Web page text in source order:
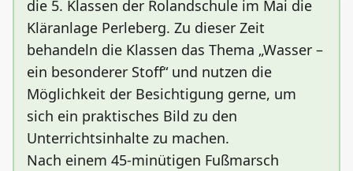
die 5. Klassen der Rolandschule im Mai die
Kläranlage Perleberg. Zu dieser Zeit
behandeln die Klassen das Thema „Wasser –
ein besonderer Stoff“ und nutzen die
Möglichkeit der Besichtigung gerne, um
sich ein praktisches Bild zu den
Unterrichtsinhalte zu machen.
Nach einem 45-minütigen Fußmarsch